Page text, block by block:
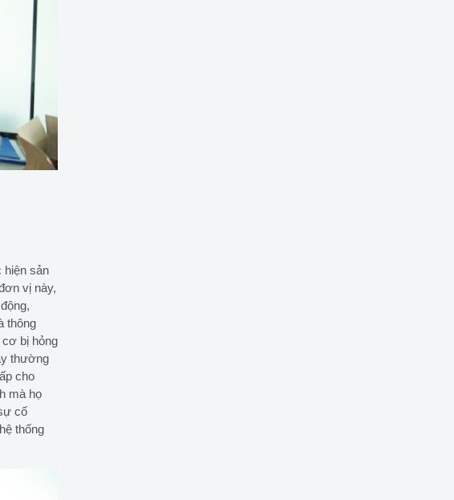
hiện sản
vị này,
thông
bị hỏng
thường
cho
mà họ
cố
thống